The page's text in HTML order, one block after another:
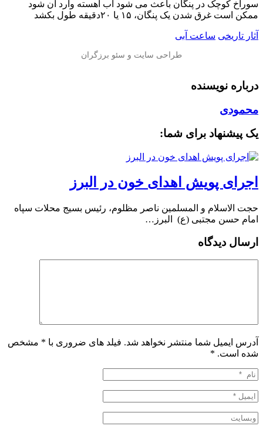
سوراخ کوچک در پنگان باعث می شود آب آهسته وارد آن شود
ممکن است غرق شدن یک پنگان، ۱۵ یا ۲۰دقیقه طول بکشد
آثار تاریخی ساعت آبی
درباره نویسنده
محمودی
یک پیشنهاد برای شما:
اجرای پویش اهدای خون در البرز
حجت الاسلام و المسلمین ناصر مظلوم، رئیس بسیج محلات سپاه
امام حسن مجتبی (ع) البرز…
ارسال دیدگاه
آدرس ایمیل شما منتشر نخواهد شد. فیلد های ضروری با * مشخص
شده است. *